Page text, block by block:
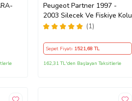
Peugeot Partner 1997 -
2003 Silecek Ve Fiskiye Kolu
(1)
Sepet Fiyatı 1521,68 TL
162,31 TL'den Başlayan Taksitlerle